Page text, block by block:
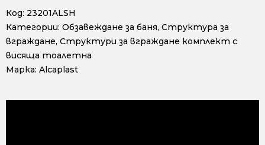
Код: 23201ALSH
Категории: Обзавеждане за баня, Структура за
вграждане, Структури за вграждане комплект с
висяща тоалетна
Марка: Alcaplast